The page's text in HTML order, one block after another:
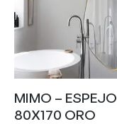
MIMO – ESPEJO
80X170 ORO